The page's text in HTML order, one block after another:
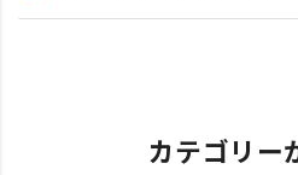
カテゴリー